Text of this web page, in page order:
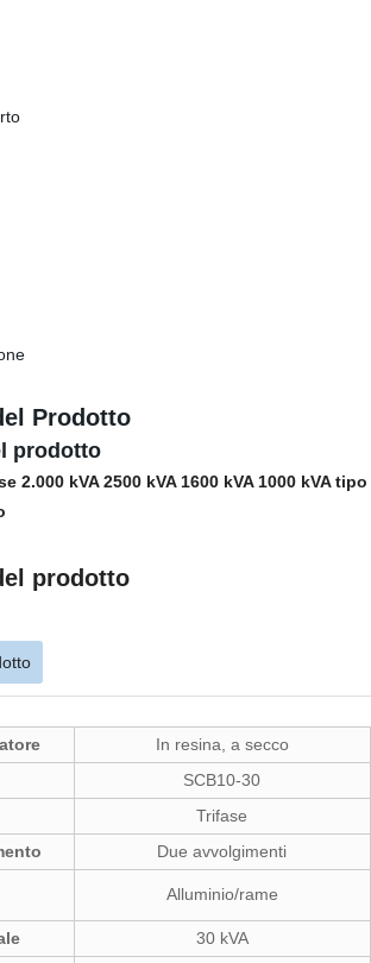
Prodotto
prodotto
2.000 kVA 2500 kVA 1600 kVA 1000 kVA
prodotto
In resina, a secco
SCB10-30
Trifase
Due avvolgimenti
Alluminio/rame
30 kVA